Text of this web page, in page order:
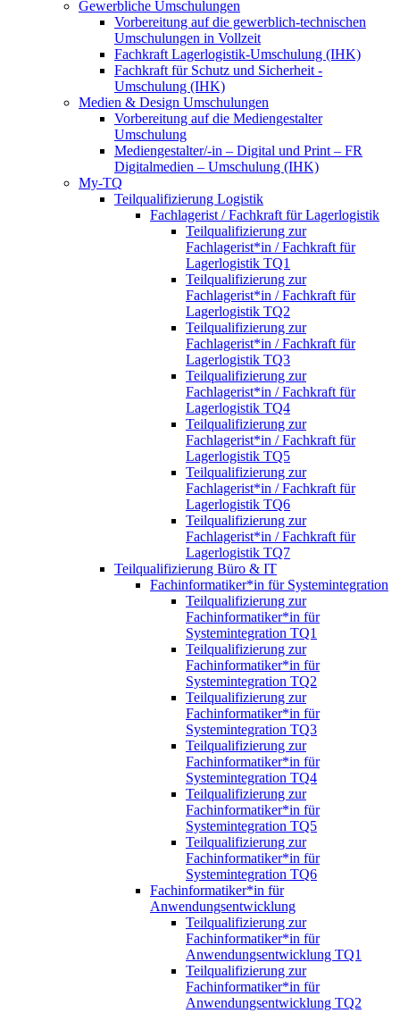
Gewerbliche Umschulungen
Vorbereitung auf die gewerblich-technischen
Umschulungen in Vollzeit
Fachkraft Lagerlogistik-Umschulung (IHK)
Fachkraft für Schutz und Sicherheit -
Umschulung (IHK)
Medien & Design Umschulungen
Vorbereitung auf die Mediengestalter
Umschulung
Mediengestalter/-in – Digital und Print – FR
Digitalmedien – Umschulung (IHK)
My-TQ
Teilqualifizierung Logistik
Fachlagerist / Fachkraft für Lagerlogistik
Teilqualifizierung zur
Fachlagerist*in / Fachkraft für
Lagerlogistik TQ1
Teilqualifizierung zur
Fachlagerist*in / Fachkraft für
Lagerlogistik TQ2
Teilqualifizierung zur
Fachlagerist*in / Fachkraft für
Lagerlogistik TQ3
Teilqualifizierung zur
Fachlagerist*in / Fachkraft für
Lagerlogistik TQ4
Teilqualifizierung zur
Fachlagerist*in / Fachkraft für
Lagerlogistik TQ5
Teilqualifizierung zur
Fachlagerist*in / Fachkraft für
Lagerlogistik TQ6
Teilqualifizierung zur
Fachlagerist*in / Fachkraft für
Lagerlogistik TQ7
Teilqualifizierung Büro & IT
Fachinformatiker*in für Systemintegration
Teilqualifizierung zur
Fachinformatiker*in für
Systemintegration TQ1
Teilqualifizierung zur
Fachinformatiker*in für
Systemintegration TQ2
Teilqualifizierung zur
Fachinformatiker*in für
Systemintegration TQ3
Teilqualifizierung zur
Fachinformatiker*in für
Systemintegration TQ4
Teilqualifizierung zur
Fachinformatiker*in für
Systemintegration TQ5
Teilqualifizierung zur
Fachinformatiker*in für
Systemintegration TQ6
Fachinformatiker*in für
Anwendungsentwicklung
Teilqualifizierung zur
Fachinformatiker*in für
Anwendungsentwicklung TQ1
Teilqualifizierung zur
Fachinformatiker*in für
Anwendungsentwicklung TQ2